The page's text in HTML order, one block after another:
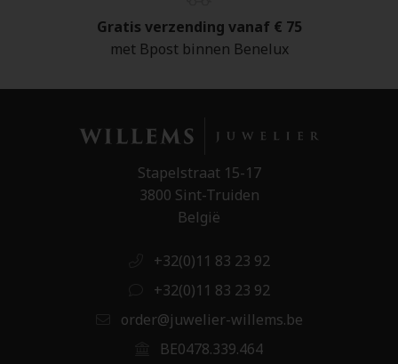
Gratis verzending vanaf € 75
met Bpost binnen Benelux
Stapelstraat 15-17
3800 Sint-Truiden
België
+32(0)11 83 23 92
+32(0)11 83 23 92
order@juwelier-willems.be
BE0478.339.464